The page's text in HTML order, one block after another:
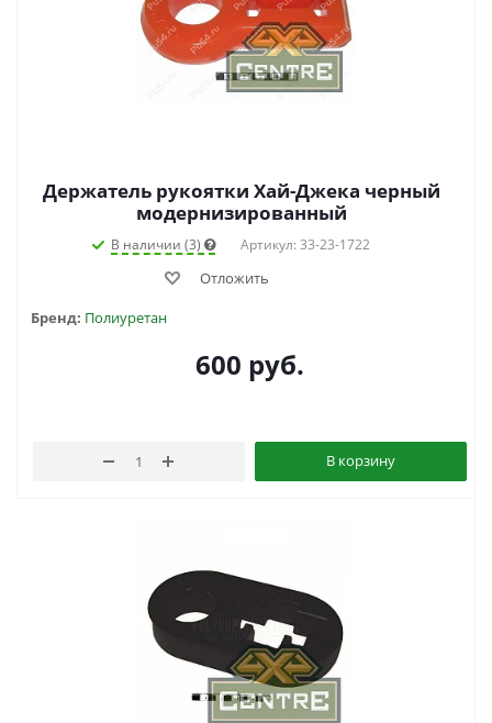
Держатель рукоятки Хай-Джека черный
модернизированный
В наличии (3) Артикул: 33-23-1722
Отложить
Бренд: Полиуретан
600 руб.
В корзину